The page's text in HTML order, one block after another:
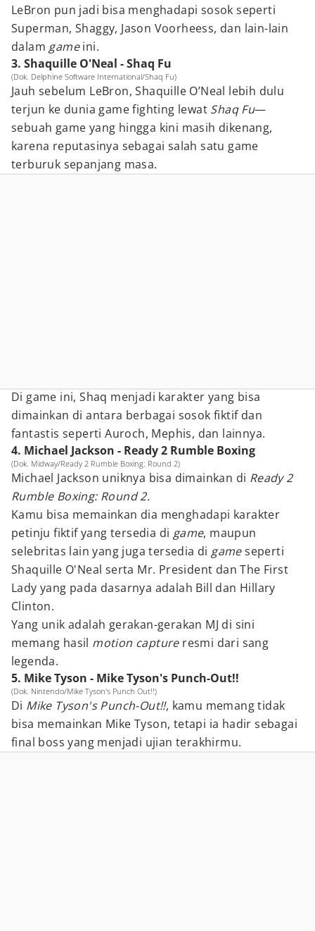
LeBron pun jadi bisa menghadapi sosok seperti
Superman, Shaggy, Jason Voorheess, dan lain-lain
dalam gameini.
3. Shaquille O'Neal - Shaq Fu
(Dok. Delphine Software International/Shaq Fu)
Jauh sebelum LeBron, Shaquille O’Neal lebih dulu
terjun ke dunia game fighting lewat Shaq Fu—
sebuah game yang hingga kini masih dikenang,
karena reputasinya sebagai salah satu game
terburuk sepanjang masa.
Di game ini, Shaq menjadi karakter yang bisa
dimainkan di antara berbagai sosok fiktif dan
fantastis seperti Auroch, Mephis, dan lainnya.
4. Michael Jackson - Ready 2 Rumble Boxing
(Dok. Midway/Ready 2 Rumble Boxing: Round 2)
Michael Jackson uniknya bisa dimainkan di Ready 2
Rumble Boxing: Round 2.
Kamu bisa memainkan dia menghadapi karakter
petinju fiktif yang tersedia di game, maupun
selebritas lain yang juga tersedia di gameseperti
Shaquille O'Neal serta Mr. President dan The First
Lady yang pada dasarnya adalah Bill dan Hillary
Clinton.
Yang unik adalah gerakan-gerakan MJ di sini
memang hasil motion capture resmi dari sang
legenda.
5. Mike Tyson - Mike Tyson's Punch-Out!!
(Dok. Nintendo/Mike Tyson's Punch Out!!)
Di Mike Tyson's Punch-Out!!, kamu memang tidak
bisa memainkan Mike Tyson, tetapi ia hadir sebagai
final boss yang menjadi ujian terakhirmu.